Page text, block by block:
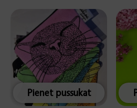
Pienet pussukat